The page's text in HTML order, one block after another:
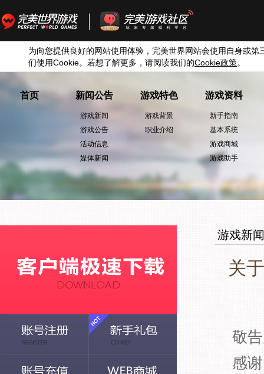
为向您提供良好的网站使用体验，完美世界网站会使用自身或第
们使用Cookie。若想了解更多，请阅读我们的Cookie政策。
首页 新闻公告
游戏新闻
游戏公告
活动信息
媒体新闻
游戏特色
游戏背景
职业介绍
游戏资料
新手指南
基本系统
游戏商城
游戏助手
游戏新闻
关
敬
感